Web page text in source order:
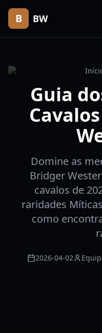
B BW
Guia
Domine as
Bridger
cavalos de
raridades
como
2026-04-02